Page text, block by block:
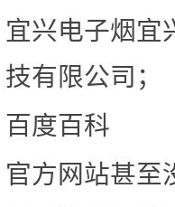
宜兴电子烟宜
技有限公司；
百度百科
官方网站甚至